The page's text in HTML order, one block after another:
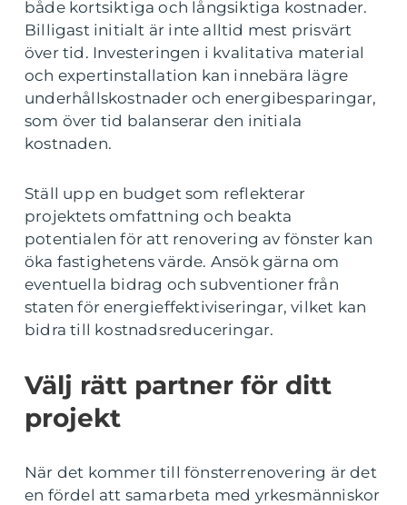
både kortsiktiga och långsiktiga kostnader.
Billigast initialt är inte alltid mest prisvärt
över tid. Investeringen i kvalitativa material
och expertinstallation kan innebära lägre
underhållskostnader och energibesparingar,
som över tid balanserar den initiala
kostnaden.
Ställ upp en budget som reflekterar
projektets omfattning och beakta
potentialen för att renovering av fönster kan
öka fastighetens värde. Ansök gärna om
eventuella bidrag och subventioner från
staten för energieffektiviseringar, vilket kan
bidra till kostnadsreduceringar.
Välj rätt partner för ditt
projekt
När det kommer till fönsterrenovering är det
en fördel att samarbeta med yrkesmänniskor